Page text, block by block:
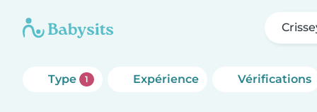
Type 1 Expérience Vérifications